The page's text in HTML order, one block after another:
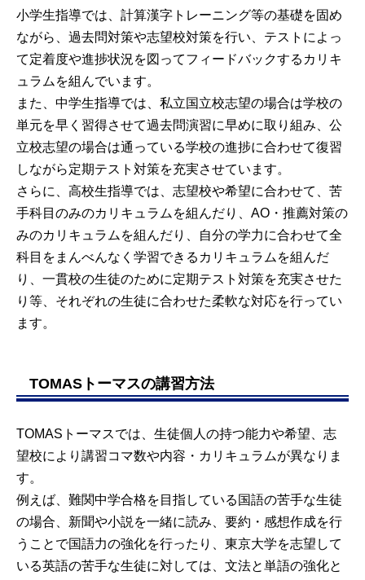
小学生指導では、計算漢字トレーニング等の基礎を固め
ながら、過去問対策や志望校対策を行い、テストによっ
て定着度や進捗状況を図ってフィードバックするカリキ
ュラムを組んでいます。
また、中学生指導では、私立国立校志望の場合は学校の
単元を早く習得させて過去問演習に早めに取り組み、公
立校志望の場合は通っている学校の進捗に合わせて復習
しながら定期テスト対策を充実させています。
さらに、高校生指導では、志望校や希望に合わせて、苦
手科目のみのカリキュラムを組んだり、AO・推薦対策の
みのカリキュラムを組んだり、自分の学力に合わせて全
科目をまんべんなく学習できるカリキュラムを組んだ
り、一貫校の生徒のために定期テスト対策を充実させた
り等、それぞれの生徒に合わせた柔軟な対応を行ってい
ます。
TOMASトーマスの講習方法
TOMASトーマスでは、生徒個人の持つ能力や希望、志
望校により講習コマ数や内容・カリキュラムが異なりま
す。
例えば、難関中学合格を目指している国語の苦手な生徒
の場合、新聞や小説を一緒に読み、要約・感想作成を行
うことで国語力の強化を行ったり、東京大学を志望して
いる英語の苦手な生徒に対しては、文法と単語の強化と